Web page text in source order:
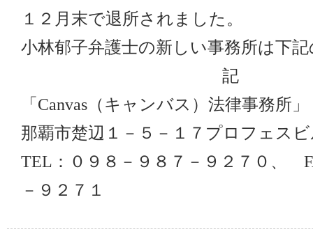
１２月末で退所されました。
小林郁子弁護士の新しい事務所は下
記
「Canvas（キャンバス）法律事務所」
那覇市楚辺１－５－１７プロフェス
TEL：０９８－９８７－９２７０、
－９２７１